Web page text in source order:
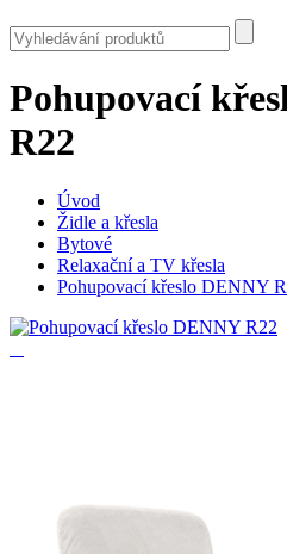
Pohupovací
R22
Úvod
Židle a křesla
Bytové
Relaxační a TV křesla
Pohupovací křeslo DENNY